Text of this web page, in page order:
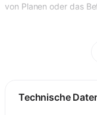
von Planen oder das
Technische